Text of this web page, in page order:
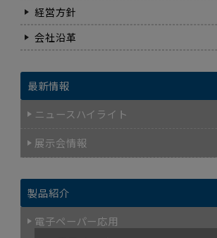
経営方針
会社沿革
最新情報
ニュースハイライト
展示会情報
製品紹介
電子ペーパー応用